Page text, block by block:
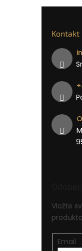
Kontakt
Vložte
Email